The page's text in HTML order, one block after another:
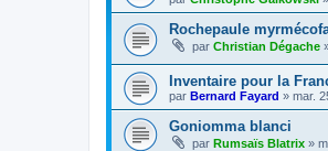
Rochepaule
par Christian Dégache
Inventaire pour la
par Bernard Fayard » mar.
Goniomma blanci
par Rumsaïs Blatrix »